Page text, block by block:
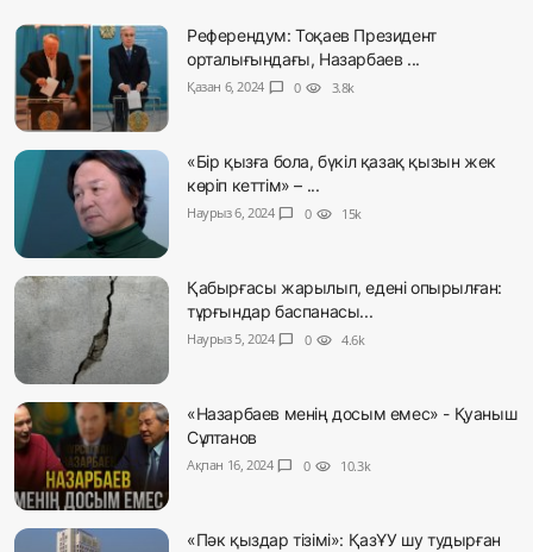
Референдум: Тоқаев Президент
орталығындағы, Назарбаев ...
Қазан 6, 2024 chat_bubble 0 visibility 3.8k
«Бір қызға бола, бүкіл қазақ қызын жек
көріп кеттім» – ...
Наурыз 6, 2024 chat_bubble 0 visibility 15k
Қабырғасы жарылып, едені опырылған:
тұрғындар баспанасы...
Наурыз 5, 2024 chat_bubble 0 visibility 4.6k
«Назарбаев менің досым емес» - Қуаныш
Сұлтанов
Ақпан 16, 2024 chat_bubble 0 visibility 10.3k
«Пәк қыздар тізімі»: ҚазҰУ шу тудырған